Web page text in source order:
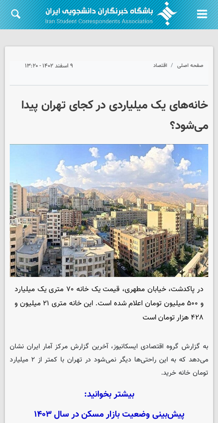
صفحه اصلی اقتصاد ۹ اسفند ۱۴۰۲ - ۱۳:۲۰
خانه‌های یک میلیاردی در کجای تهران پیدا
می‌شود؟
در پاکدشت، خیابان مطهری، قیمت یک خانه ۷۰ متری یک میلیارد
و ۵۰۰ میلیون تومان اعلام شده است. این خانه متری ۲۱ میلیون و
۴۲۸ هزار تومان است
به گزارش گروه اقتصادی ایسکانیوز، آخرین گزارش مرکز آمار ایران نشان
می‌دهد که به این راحتی‌ها دیگر نمی‌شود در تهران با کمتر از ۲ میلیارد
تومان خانه خرید.
بیشتر بخوانید:
پیش‌بینی وضعیت بازار مسکن در سال ۱۴۰۳